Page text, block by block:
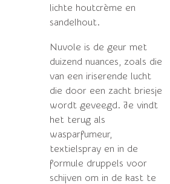
lichte houtcrème en
sandelhout.
Nuvole is de geur met
duizend nuances, zoals die
van een iriserende lucht
die door een zacht briesje
wordt geveegd. Je vindt
het terug als
wasparfumeur,
textielspray en in de
formule druppels voor
schijven om in de kast te